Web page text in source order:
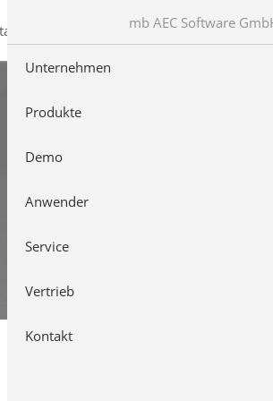
mb AEC Software
Unternehmen
Produkte
Demo
Anwender
Service
Vertrieb
Kontakt